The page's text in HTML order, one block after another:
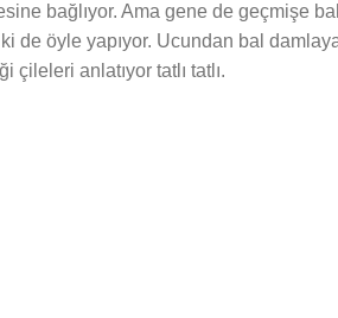
bağlıyor. Ama gene de geçmişe
de öyle yapıyor. Ucundan bal
çileleri anlatıyor tatlı tatlı.